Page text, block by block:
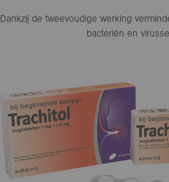
Dankzij de tweevoudige werking
bacteriën en